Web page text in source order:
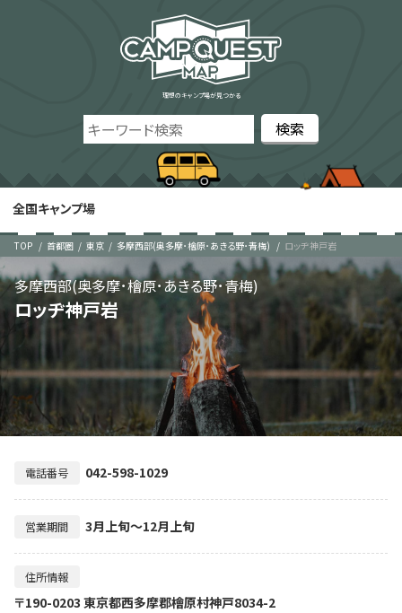
理想のキャンプ場が見つかる
全国キャンプ場
TOP 首都圏 東京 多摩西部(奥多摩･檜原･あきる野･青梅) ロッヂ神戸岩
ロッヂ神戸岩
多摩西部(奥多摩･檜原･あきる野･青梅)
電話番号 042-598-1029
営業期間 3月上旬～12月上旬
住所情報
〒190-0203 東京都西多摩郡檜原村神戸8034-2